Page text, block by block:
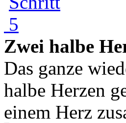
Zwei halbe
Das ganze
halbe Herzen
einem Herz